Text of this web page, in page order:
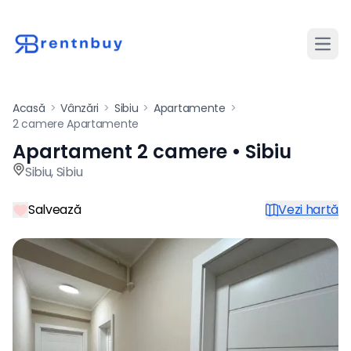
Acasă > Vânzări > Sibiu > Apartamente >
2 camere Apartamente
Apartament de vânzare cu
Apartament 2 camere • Sibiu
Sibiu,Sibiu
Salvează Vezi hartă